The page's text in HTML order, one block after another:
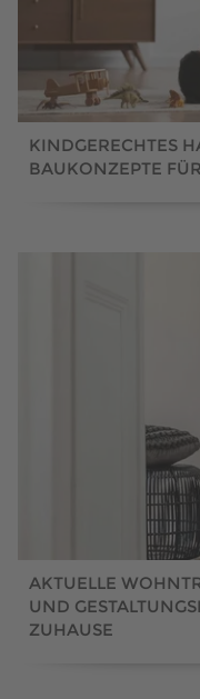
KINDGERECHTES
BAUKONZEPTE
AKTUELLE
UND
ZUHAUSE